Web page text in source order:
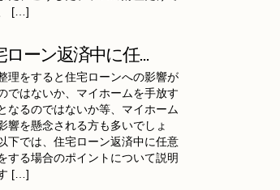
[…]
ローン返済中に任...
理をすると住宅ローンへの影響が
ではないか、マイホームを手放す
なるのではないか等、マイホーム
響を懸念される方も多いでしょ
下では、住宅ローン返済中に任意
する場合のポイントについて説明
[…]